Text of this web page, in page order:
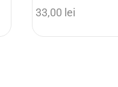
33,00 lei
Adaugă în coș